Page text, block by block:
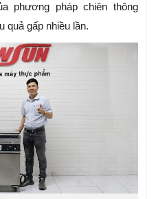
phương pháp chiên thông
quả gấp nhiều lần.